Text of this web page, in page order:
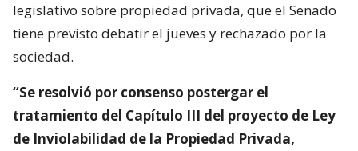
legislativo sobre propiedad privada, que el Senado
tiene previsto debatir el jueves y rechazado por la
sociedad.
“Se resolvió por consenso postergar el
tratamiento del Capítulo III del proyecto de Ley
de Inviolabilidad de la Propiedad Privada,